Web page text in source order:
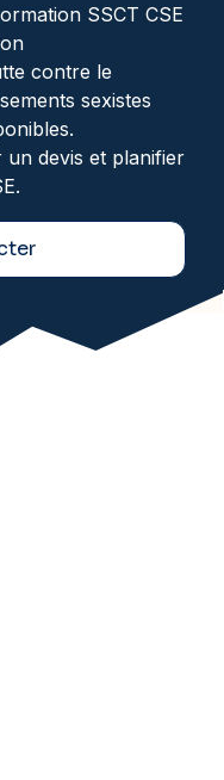
SSCT CSE
contre le
sexistes
un devis et planifier